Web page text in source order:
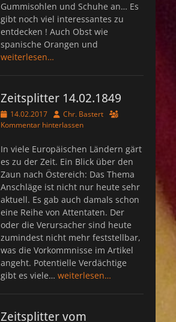
Gummisohlen und Schuhe an… Es
gibt noch viel interessantes zu
entdecken ! Auch Obst wie
spanische Orangen und
weiterlesen…
Zeitsplitter 14.02.1849
Veröffentlicht
am
14.02.2017 AutorChr. Bastert
Kommentar hinterlassen
In viele Europäischen Ländern gärt
es zu der Zeit. Ein Blick über den
Zaun nach Östereich: Das Thema
Anschläge ist nicht nur heute sehr
aktuell. Es gab auch damals schon
eine Reihe von Attentaten. Der
oder die Verursacher sind heute
zumindest nicht mehr feststellbar,
was die Vorkommnisse im Artikel
angeht. Potentielle Verdächtige
gibt es viele… weiterlesen…
Zeitsplitter vom